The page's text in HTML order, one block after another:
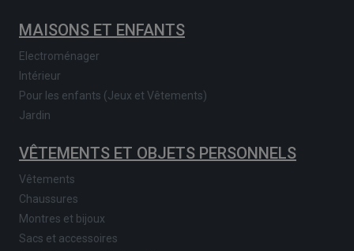
MAISONS ET ENFANTS
Electroménager
Intérieur
Pour les enfants (Jeux et Vêtements)
Jardin
VÊTEMENTS ET OBJETS PERSONNELS
Vêtements
Chaussures
Montres et bijoux
Sacs et accessoires